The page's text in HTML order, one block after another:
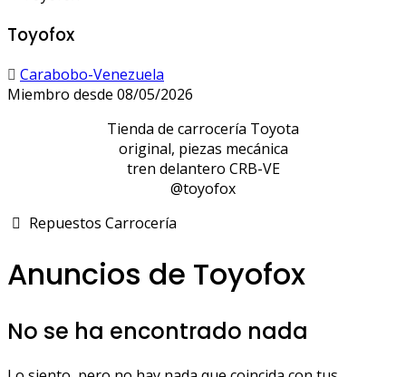
Toyofox
Carabobo-Venezuela
Miembro desde 08/05/2026
Tienda de carrocería Toyota
original, piezas mecánica
tren delantero CRB-VE
@toyofox
Repuestos Carrocería
Anuncios de Toyofox
No se ha encontrado nada